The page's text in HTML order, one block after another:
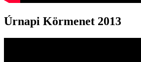
Úrnapi Körmenet 2013